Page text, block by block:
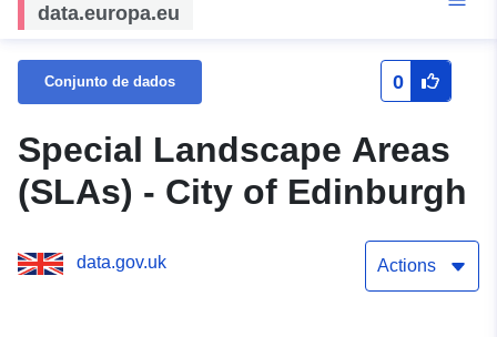
data.europa.eu
Conjunto de dados 0
Special Landscape Areas
(SLAs) - City of Edinburgh
data.gov.uk Actions